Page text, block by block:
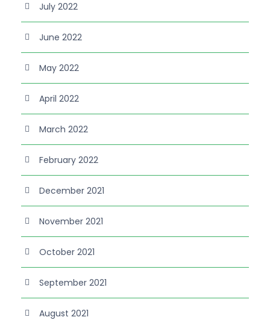
July 2022
June 2022
May 2022
April 2022
March 2022
February 2022
December 2021
November 2021
October 2021
September 2021
August 2021